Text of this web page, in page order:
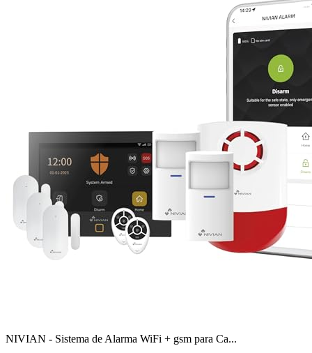
NIVIAN - Sistema de Alarma WiFi + gsm para Ca...